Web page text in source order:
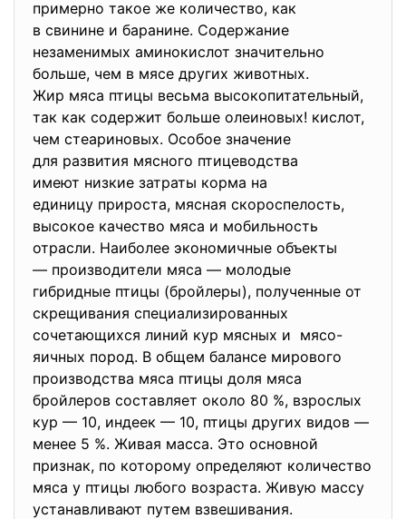
примерно такое же количество, как
в свинине и баранине. Содержание
незаменимых аминокислот значительно
больше, чем в мясе других животных.
Жир мяса птицы весьма высокопитательный,
так как содержит больше олеиновых! кислот,
чем стеариновых. Особое значение
для развития мясного птицеводства
имеют низкие затраты корма на
единицу прироста, мясная скороспелость,
высокое качество мяса и мобильность
отрасли. Наиболее экономичные объекты
— производители мяса — молодые
гибридные птицы (бройлеры), полученные от
скрещивания специализированных
сочетающихся линий кур мясных и мясо-
яичных пород. В общем балансе мирового
производства мяса птицы доля мяса
бройлеров составляет около 80 %, взрослых
кур — 10, индеек — 10, птицы других видов —
менее 5 %. Живая масса. Это основной
признак, по которому определяют количество
мяса у птицы любого возраста. Живую массу
устанавливают путем взвешивания.